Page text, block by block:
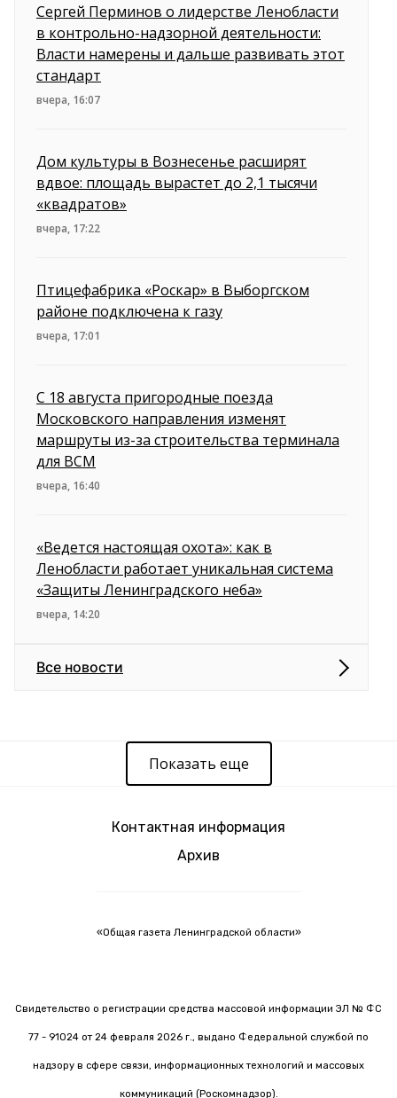
Сергей Перминов о лидерстве Ленобласти
в контрольно-надзорной деятельности:
Власти намерены и дальше развивать этот
стандарт
вчера, 16:07
Дом культуры в Вознесенье расширят
вдвое: площадь вырастет до 2,1 тысячи
«квадратов»
вчера, 17:22
Птицефабрика «Роскар» в Выборгском
районе подключена к газу
вчера, 17:01
С 18 августа пригородные поезда
Московского направления изменят
маршруты из-за строительства терминала
для ВСМ
вчера, 16:40
«Ведется настоящая охота»: как в
Ленобласти работает уникальная система
«Защиты Ленинградского неба»
вчера, 14:20
Все новости
Показать еще
Контактная информация
Архив
«Общая газета Ленинградской области»
Свидетельство о регистрации средства массовой информации ЭЛ № ФС
77 - 91024 от 24 февраля 2026 г., выдано Федеральной службой по
надзору в сфере связи, информационных технологий и массовых
коммуникаций (Роскомнадзор).